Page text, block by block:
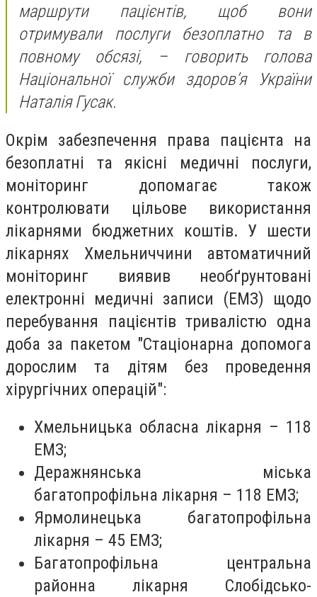
маршрути пацієнтів, щоб вони
отримували послуги безоплатно та в
повному обсязі, – говорить голова
Національної служби здоров’я України
Наталія Гусак.
Окрім забезпечення права пацієнта на
безоплатні та якісні медичні послуги,
моніторинг допомагає також
контролювати цільове використання
лікарнями бюджетних коштів. У шести
лікарнях Хмельниччини автоматичний
моніторинг виявив необґрунтовані
електронні медичні записи (ЕМЗ) щодо
перебування пацієнтів тривалістю одна
доба за пакетом "Стаціонарна допомога
дорослим та дітям без проведення
хірургічних операцій":
Хмельницька обласна лікарня – 118
ЕМЗ;
Деражнянська міська
багатопрофільна лікарня – 118 ЕМЗ;
Ярмолинецька багатопрофільна
лікарня – 45 ЕМЗ;
Багатопрофільна центральна
районна лікарня Слобідсько-